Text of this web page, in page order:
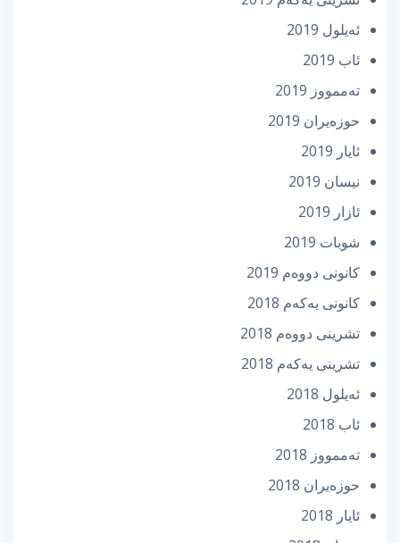
ئه‌یلول 2019
ئاب 2019
تەممووز 2019
حوزه‌یران 2019
ئایار 2019
نیسان 2019
ئازار 2019
شوبات 2019
كانونی دووه‌م 2019
كانونی یه‌كه‌م 2018
تشرینی دووه‌م 2018
تشرینی یه‌كه‌م 2018
ئه‌یلول 2018
ئاب 2018
تەممووز 2018
حوزه‌یران 2018
ئایار 2018